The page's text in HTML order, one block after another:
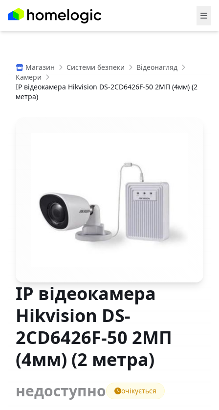
Магазин Системи безпеки
Відеонагляд
Камери
IP відеокамера Hikvision DS-2CD6426F-50 2МП (4мм) (2
метра)
IP відеокамера
Hikvision DS-
2CD6426F-50 2МП
(4мм) (2 метра)
недоступно очікується